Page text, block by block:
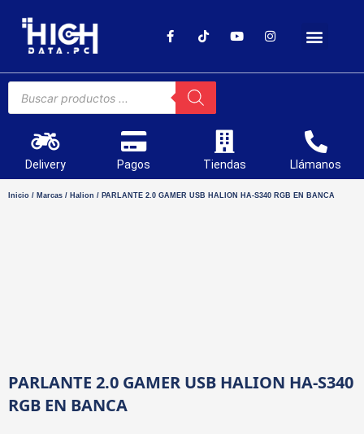
Delivery Pagos Tiendas Llámanos
Inicio / Marcas / Halion / PARLANTE 2.0 GAMER USB HALION HA-S340 RGB EN BANCA
PARLANTE 2.0 GAMER USB HALION HA-S340
RGB EN BANCA